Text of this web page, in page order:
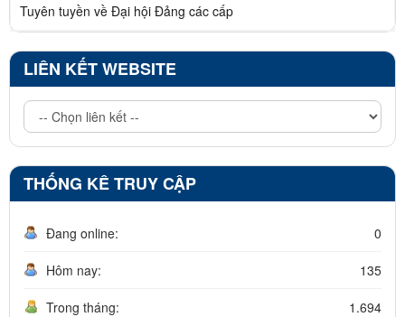
Tuyên tuyền về Đại hội Đảng các cấp
LIÊN KẾT WEBSITE
THỐNG KÊ TRUY CẬP
Đang online: 0
Hôm nay: 135
Trong tháng: 1.694